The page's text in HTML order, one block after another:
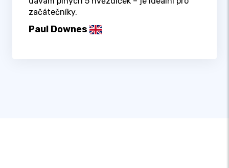
začátečníky.
Paul Downes